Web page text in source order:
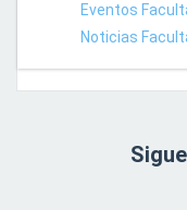
Eventos
Noticias